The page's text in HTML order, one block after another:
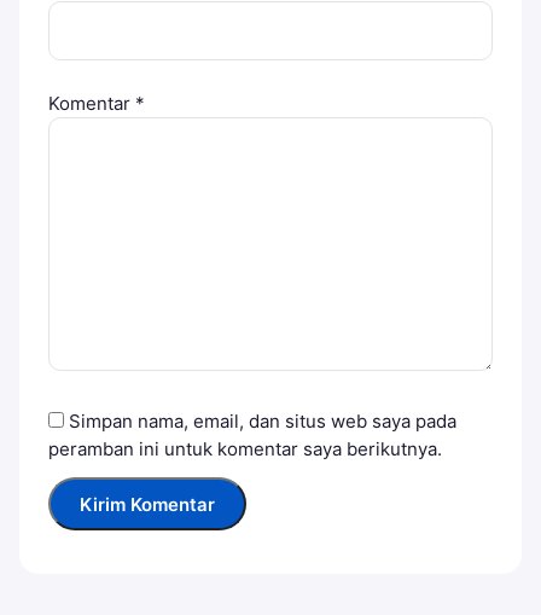
Komentar *
Simpan nama, email, dan situs web saya pada
peramban ini untuk komentar saya berikutnya.